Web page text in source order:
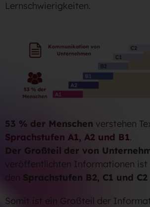
Lernschwierigkeiten.
53 % der Menschen verstehen
Sprachstufen A1, A2 und B1.
Der Großteil der von
veröffentlichten Informationen ist
den Sprachstufen B2, C1 und C2
Somit ist ein Großteil der